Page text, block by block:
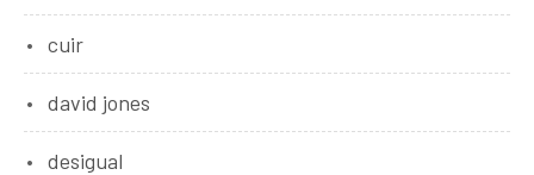
cuir
david jones
desigual